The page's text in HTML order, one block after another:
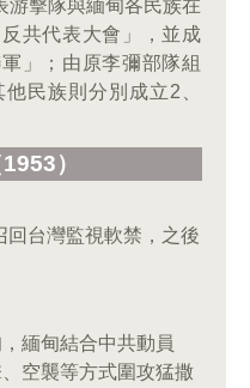
游擊隊與緬甸各民族在
共代表大會」，並成
」；由原李彌部隊組
民族則分別成立2、
）
回台灣監視軟禁，之後
緬甸結合中共動員
空襲等方式圍攻猛撒